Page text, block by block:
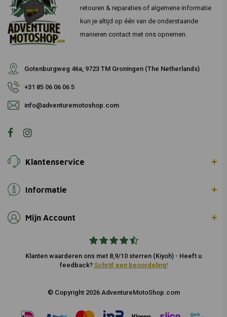
retouren & reparaties of algemene informatie
kun je altijd op één van de onderstaande
manieren contact met ons opnemen.
Gotenburgweg 46a, 9723 TM Groningen (The Netherlands)
+31 85 06 06 06 5
info@adventuremotoshop.com
Klantenservice
Informatie
Mijn Account
Klanten waarderen ons met 8,9/10 sterren (Kiyoh) - Heeft u
feedback? Schrijf een beoordeling!
© Copyright 2026 AdventureMotoShop.com